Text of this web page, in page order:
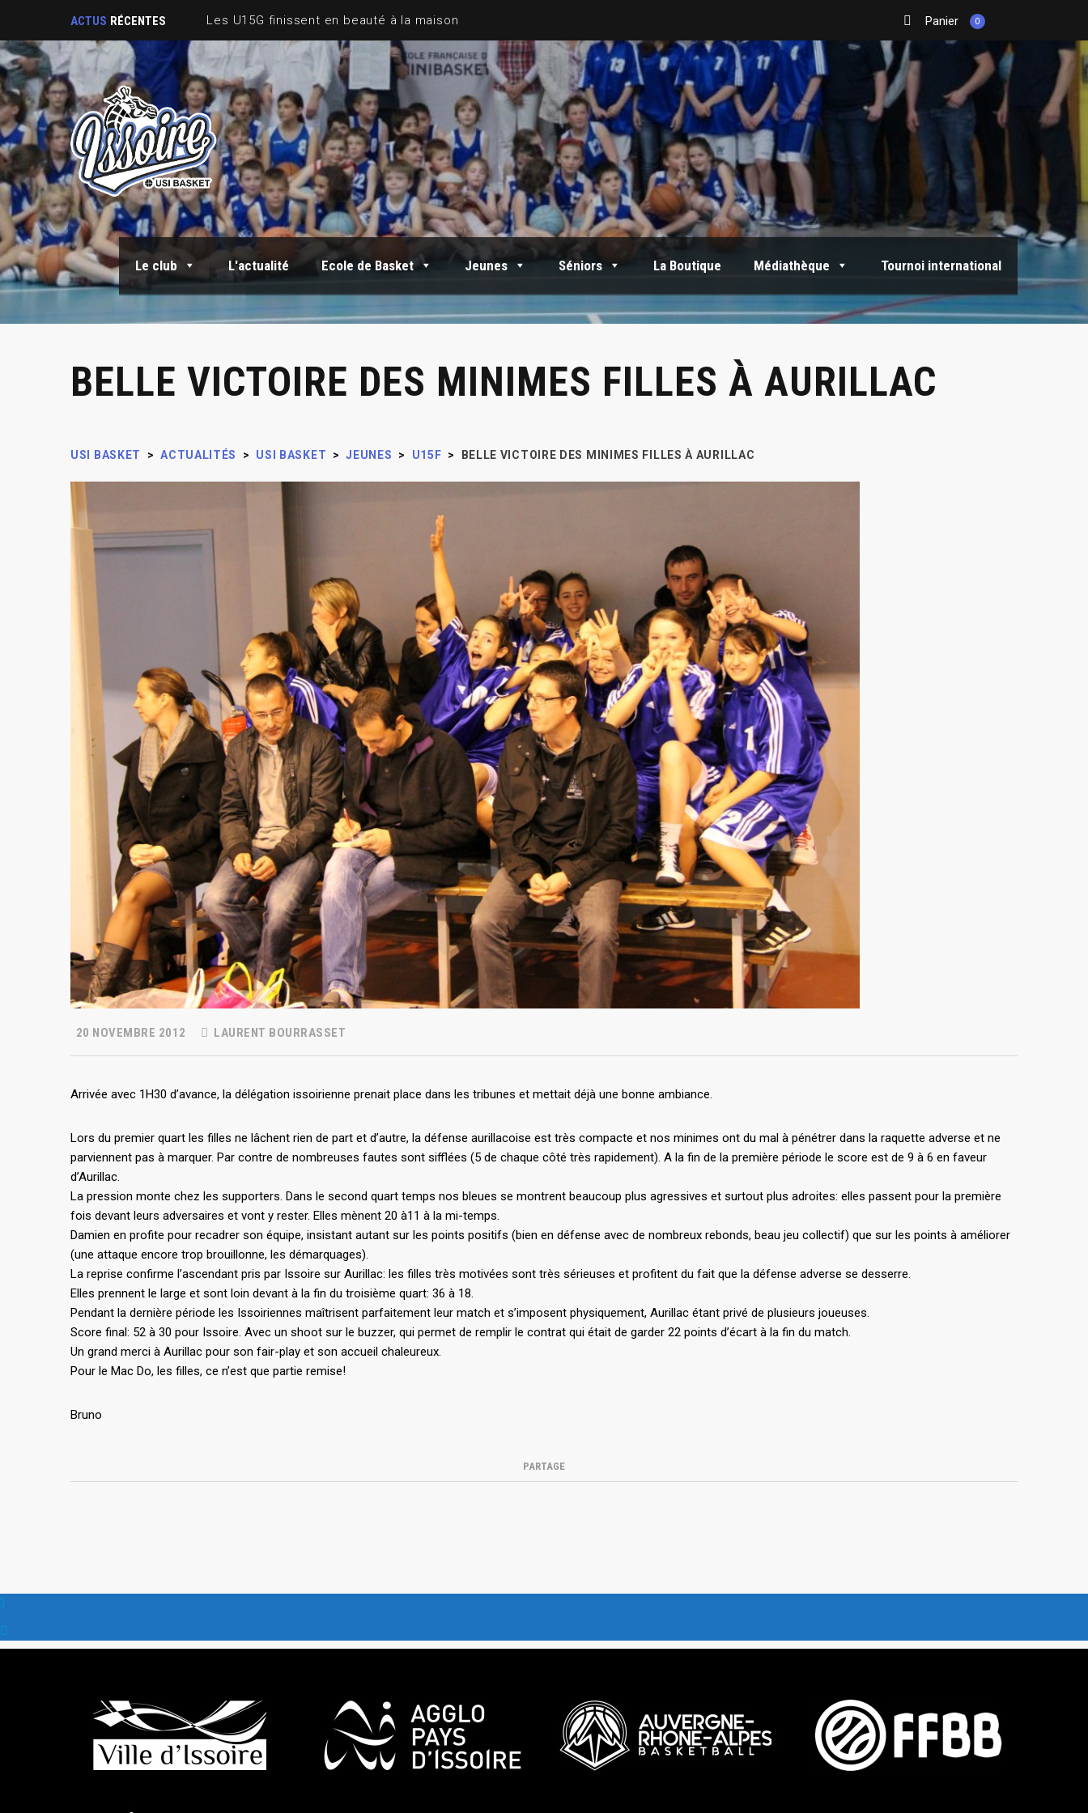
ACTUS RÉCENTES Panier 0
Le club L'actualité Ecole de Basket Jeunes Séniors La Boutique Médiathèque Tournoi international
BELLE VICTOIRE DES MINIMES FILLES À AURILLAC
USI BASKET > ACTUALITÉS > USI BASKET > JEUNES > U15F > BELLE VICTOIRE DES MINIMES FILLES À AURILLAC
20 NOVEMBRE 2012 LAURENT BOURRASSET
Arrivée avec 1H30 d’avance, la délégation issoirienne prenait place dans les tribunes et mettait déjà une bonne ambiance.
Lors du premier quart les filles ne lâchent rien de part et d’autre, la défense aurillacoise est très compacte et nos minimes ont du mal à pénétrer dans la raquette adverse et ne
parviennent pas à marquer. Par contre de nombreuses fautes sont sifflées (5 de chaque côté très rapidement). A la fin de la première période le score est de 9 à 6 en faveur
d’Aurillac.
La pression monte chez les supporters. Dans le second quart temps nos bleues se montrent beaucoup plus agressives et surtout plus adroites: elles passent pour la première
fois devant leurs adversaires et vont y rester. Elles mènent 20 à11 à la mi-temps.
Damien en profite pour recadrer son équipe, insistant autant sur les points positifs (bien en défense avec de nombreux rebonds, beau jeu collectif) que sur les points à améliorer
(une attaque encore trop brouillonne, les démarquages).
La reprise confirme l’ascendant pris par Issoire sur Aurillac: les filles très motivées sont très sérieuses et profitent du fait que la défense adverse se desserre.
Elles prennent le large et sont loin devant à la fin du troisième quart: 36 à 18.
Pendant la dernière période les Issoiriennes maîtrisent parfaitement leur match et s’imposent physiquement, Aurillac étant privé de plusieurs joueuses.
Score final: 52 à 30 pour Issoire. Avec un shoot sur le buzzer, qui permet de remplir le contrat qui était de garder 22 points d’écart à la fin du match.
Un grand merci à Aurillac pour son fair-play et son accueil chaleureux.
Pour le Mac Do, les filles, ce n’est que partie remise!
Bruno
PARTAGE